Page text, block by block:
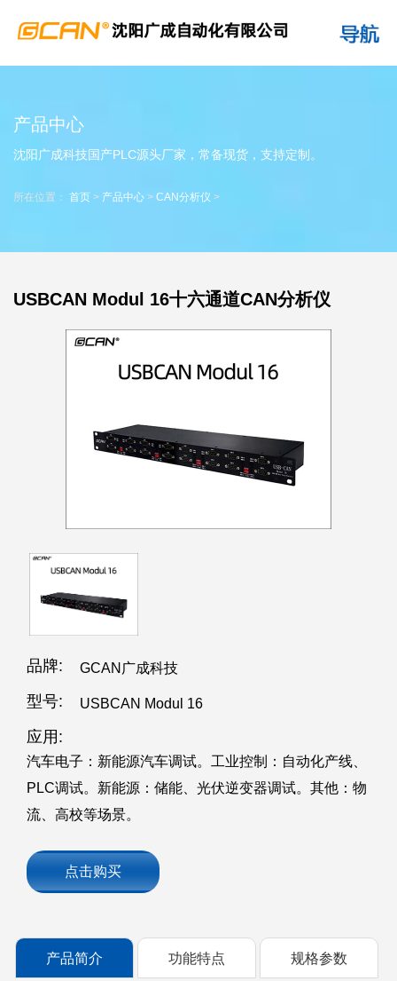
产品中心
沈阳广成科技国产PLC源头厂家，常备现货，支持定制。
所在位置： 首页 > 产品中心 > CAN分析仪 >
USBCAN Modul 16十六通道CAN分析仪
品牌: GCAN广成科技
型号: USBCAN Modul 16
应用:
汽车电子：新能源汽车调试。工业控制：自动化产线、
PLC调试。新能源：储能、光伏逆变器调试。其他：物
流、高校等场景。
点击购买
产品简介 功能特点 规格参数